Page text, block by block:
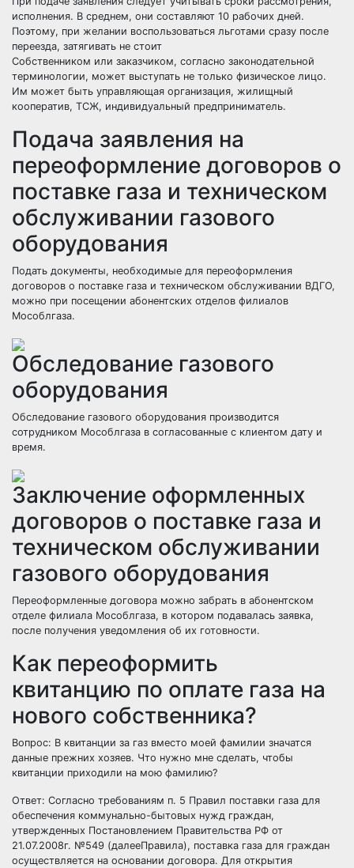
исполнения. В среднем, они составляют 10 рабочих дней.
Поэтому, при желании воспользоваться льготами сразу после
переезда, затягивать не стоит
Собственником или заказчиком, согласно законодательной
терминологии, может выступать не только физическое лицо.
Им может быть управляющая организация, жилищный
кооператив, ТСЖ, индивидуальный предприниматель.
Подача заявления на
переоформление договоров о
поставке газа и техническом
обслуживании газового
оборудования
Подать документы, необходимые для переоформления
договоров о поставке газа и техническом обслуживании ВДГО,
можно при посещении абонентских отделов филиалов
Мособлгаза.
Обследование газового
оборудования
Обследование газового оборудования производится
сотрудником Мособлгаза в согласованные с клиентом дату и
время.
Заключение оформленных
договоров о поставке газа и
техническом обслуживании
газового оборудования
Переоформленные договора можно забрать в абонентском
отделе филиала Мособлгаза, в котором подавалась заявка,
после получения уведомления об их готовности.
Как переоформить
квитанцию по оплате газа на
нового собственника?
Вопрос: В квитанции за газ вместо моей фамилии значатся
данные прежних хозяев. Что нужно мне сделать, чтобы
квитанции приходили на мою фамилию?
Ответ: Согласно требованиям п. 5 Правил поставки газа для
обеспечения коммунально-бытовых нужд граждан,
утвержденных Постановлением Правительства РФ от
21.07.2008г. №549 (далееПравила), поставка газа для граждан
осуществляется на основании договора. Для открытия